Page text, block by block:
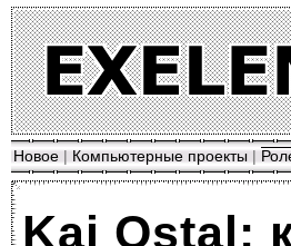
Новое | Компьютерные проекты |
Kai Ostal: